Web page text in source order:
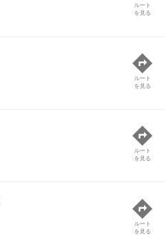
ルート
を見る
ルート
を見る
ルート
を見る
ルート
を見る